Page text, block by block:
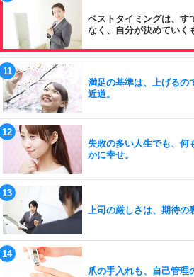
ベストタイミングは、す
なく、自分が決めていく
満足の基準は、上げるの
近道。
失敗の多い人生でも、何
かに幸せ。
上司の厳しさは、期待の
爪の手入れも、自己管理